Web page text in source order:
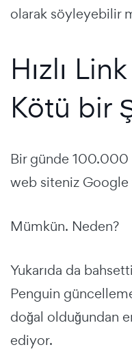
olarak söyleyebilir
Hızlı
Kötü bir
Bir günde 100.000
web siteniz Google
Mümkün. Neden?
Yukarıda da
Penguin
doğal olduğundan
ediyor.